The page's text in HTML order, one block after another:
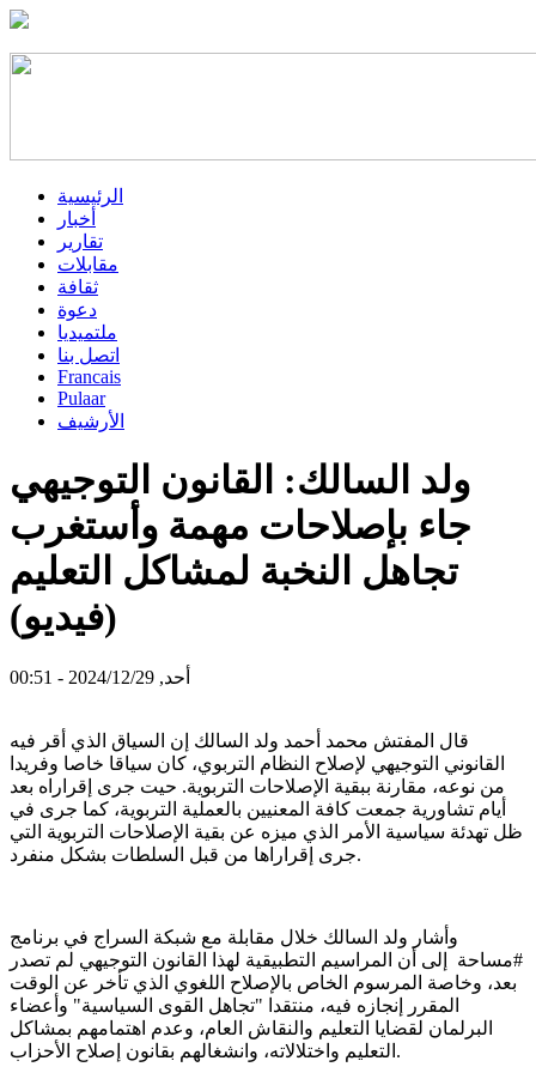
الرئيسية
أخبار
تقارير
مقابلات
ثقافة
دعوة
ملتميديا
اتصل بنا
Francais
Pulaar
الأرشيف
ولد السالك: القانون التوجيهي
جاء بإصلاحات مهمة وأستغرب
تجاهل النخبة لمشاكل التعليم
(فيديو)
أحد, 2024/12/29 - 00:51
قال المفتش محمد أحمد ولد السالك إن السياق الذي أقر فيه
القانوني التوجيهي لإصلاح النظام التربوي، كان سياقا خاصا وفريدا
من نوعه، مقارنة ببقية الإصلاحات التربوية. حيت جرى إقراراه بعد
أيام تشاورية جمعت كافة المعنيين بالعملية التربوية، كما جرى في
ظل تهدئة سياسية الأمر الذي ميزه عن بقية الإصلاحات التربوية التي
جرى إقراراها من قبل السلطات بشكل منفرد.
وأشار ولد السالك خلال مقابلة مع شبكة السراج في برنامج
#مساحة إلى أن المراسيم التطبيقية لهذا القانون التوجيهي لم تصدر
بعد، وخاصة المرسوم الخاص بالإصلاح اللغوي الذي تأخر عن الوقت
المقرر إنجازه فيه، منتقدا "تجاهل القوى السياسية" وأعضاء
البرلمان لقضايا التعليم والنقاش العام، وعدم اهتمامهم بمشاكل
التعليم واختلالاته، وانشغالهم بقانون إصلاح الأحزاب.